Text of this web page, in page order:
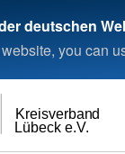
deutschen
you can
Lübeck e.V.
Kreisverband